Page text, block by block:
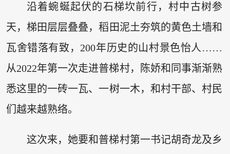
沿着蜿蜒起伏的石梯坎前行，村中古树参
天，梯田层层叠叠，稻田泥土夯筑的黄色土墙和
瓦舍错落有致，200年历史的山村景色怡人……
从2022年第一次走进普梯村，陈娇和同事渐渐熟
悉这里的一砖一瓦、一树一木，和村干部、村民
们越来越熟络。
这次来，她要和普梯村第一书记胡奇龙及乡